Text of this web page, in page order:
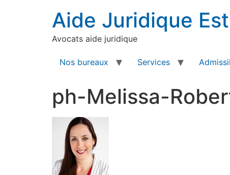
Aide Juridique
Avocats aide juridique
Nos bureaux Services
ph-Melissa-